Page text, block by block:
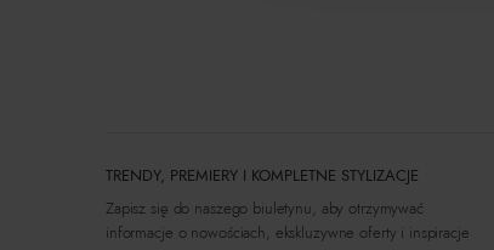
TRENDY, PREMIERY I KOMPLETNE STYLIZACJE
Zapisz się do naszego biuletynu, aby otrzymywać
informacje o nowościach, ekskluzywne oferty i inspiracje